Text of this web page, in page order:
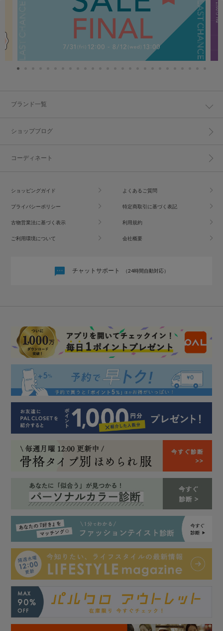
ブランド一覧
ショップブログ
コーディネート
ショッピングガイド よくあるご質問
プライバシーポリシー 特定商取引に基づく表記
古物営業法に基づく表示 利用規約
ご利用環境について 会社概要
チャットサポート （24時間自動対応）